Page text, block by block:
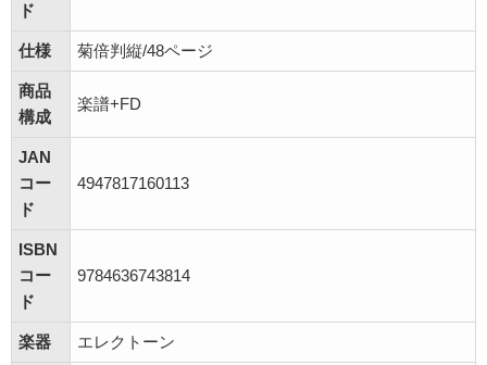
ド
仕様 菊倍判縦/48ページ
商品
構成
楽譜+FD
JAN
コー
ド
4947817160113
ISBN
コー
ド
9784636743814
楽器 エレクトーン